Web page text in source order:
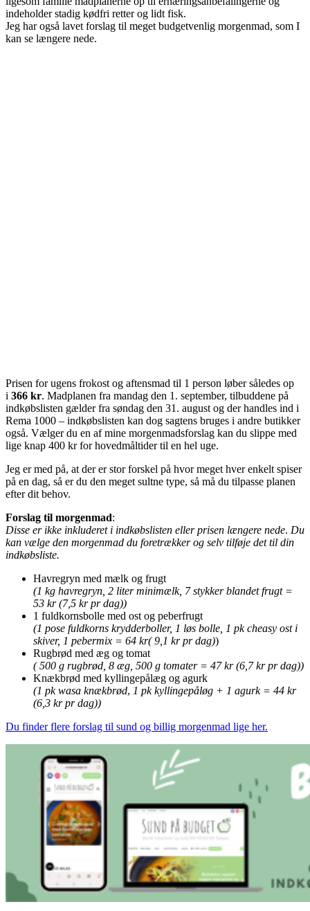
indeholder stadig kødfri retter og lidt fisk.
Jeg har også lavet forslag til meget budgetvenlig morgenmad, som I
kan se længere nede.
Prisen for ugens frokost og aftensmad til 1 person løber således op
i 366 kr. Madplanen fra mandag den 1. september, tilbuddene på
indkøbslisten gælder fra søndag den 31. august og der handles ind i
Rema 1000 – indkøbslisten kan dog sagtens bruges i andre butikker
også. Vælger du en af mine morgenmadsforslag kan du slippe med
lige knap 400 kr for hovedmåltider til en hel uge.
Jeg er med på, at der er stor forskel på hvor meget hver enkelt spiser
på en dag, så er du den meget sultne type, så må du tilpasse planen
efter dit behov.
Forslag til morgenmad:
Disse er ikke inkluderet i indkøbslisten eller prisen længere nede. Du
kan vælge den morgenmad du foretrækker og selv tilføje det til din
indkøbsliste.
Havregryn med mælk og frugt
(1 kg havregryn, 2 liter minimælk, 7 stykker blandet frugt =
53 kr (7,5 kr pr dag))
1 fuldkornsbolle med ost og peberfrugt
(1 pose fuldkorns krydderboller, 1 løs bolle, 1 pk cheasy ost i
skiver, 1 pebermix = 64 kr( 9,1 kr pr dag))
Rugbrød med æg og tomat
( 500 g rugbrød, 8 æg, 500 g tomater = 47 kr (6,7 kr pr dag))
Knækbrød med kyllingepålæg og agurk
(1 pk wasa knækbrød, 1 pk kyllingepåløg + 1 agurk = 44 kr
(6,3 kr pr dag))
Du finder flere forslag til sund og billig morgenmad lige her.